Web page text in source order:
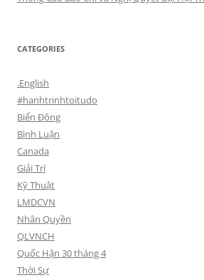
CATEGORIES
.English
#hanhtrinhtoitudo
Biển Đông
Bình Luận
Canada
Giải Trí
Kỹ Thuật
LMDCVN
Nhân Quyền
QLVNCH
Quốc Hận 30 tháng 4
Thời Sự